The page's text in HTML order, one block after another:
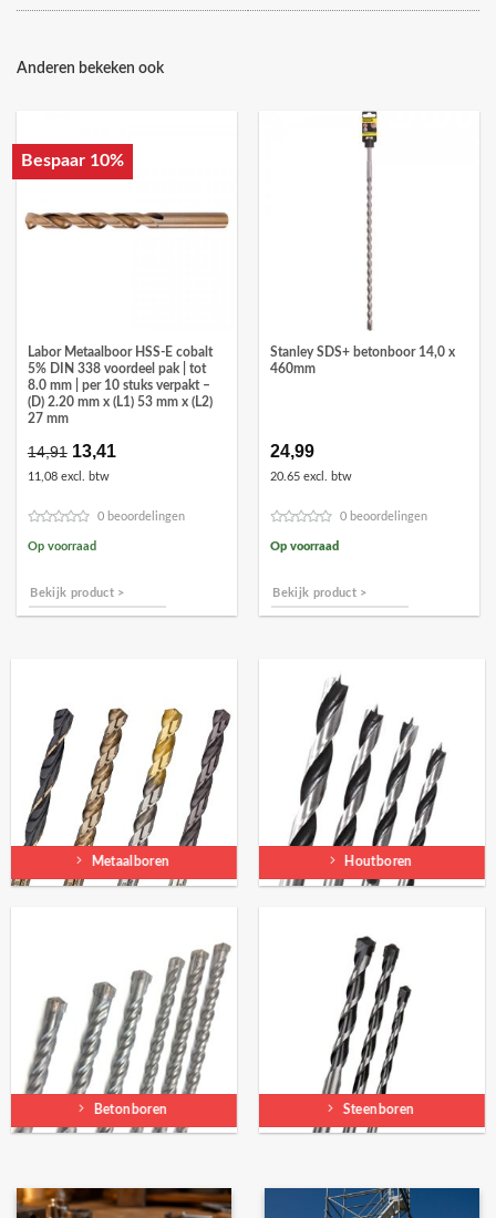
Anderen bekeken ook
Bespaar 10%
Labor Metaalboor HSS-E cobalt
5% DIN 338 voordeel pak | tot
8.0 mm | per 10 stuks verpakt –
(D) 2.20 mm x (L1) 53 mm x (L2)
27 mm
14,91 Oorspronkelijke
prijs
was:
13,41
11,08 excl. btw
0 beoordelingen
Op voorraad
Bekijk product >
Stanley SDS+ betonboor 14,0 x
460mm
24,99
20.65 excl. btw
0 beoordelingen
Op voorraad
Bekijk product >
Metaalboren Houtboren
Betonboren Steenboren